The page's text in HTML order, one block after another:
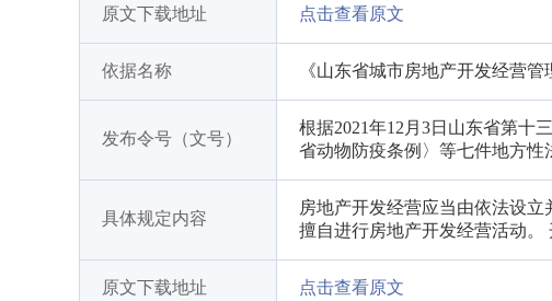
原文下载地址 点击查看原文
依据名称 《山东省城市房地产开发经营管
发布令号（文号）
根据2021年12月3日山东省第十
省动物防疫条例〉等七件地方性
具体规定内容
房地产开发经营应当由依法设
擅自进行房地产开发经营活动。
原文下载地址 点击查看原文